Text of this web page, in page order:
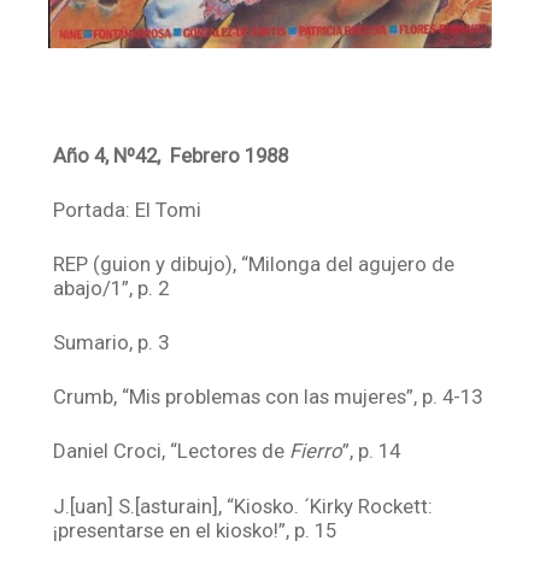
Año 4, Nº42, Febrero 1988
Portada: El Tomi
REP (guion y dibujo), “Milonga del agujero de
abajo/1”, p. 2
Sumario, p. 3
Crumb, “Mis problemas con las mujeres”, p. 4-13
Daniel Croci, “Lectores de Fierro”, p. 14
J.[uan] S.[asturain], “Kiosko. ´Kirky Rockett:
¡presentarse en el kiosko!”, p. 15